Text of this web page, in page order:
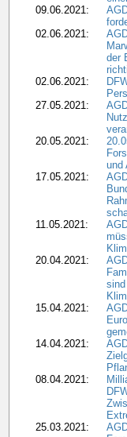
09.06.2021:
02.06.2021:
der
02.06.2021:
27.05.2021:
20.05.2021:
und
17.05.2021:
11.05.2021:
20.04.2021:
15.04.2021:
14.04.2021:
08.04.2021:
25.03.2021: